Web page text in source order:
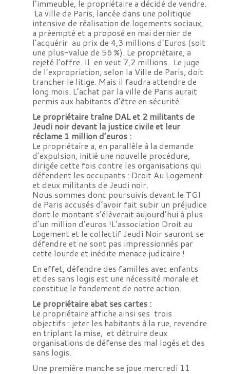
l’immeuble, le propriétaire a décidé de vendre.
La ville de Paris, lancée dans une politique
intensive de réalisation de logements sociaux,
a préempté et a proposé en mai dernier de
l’acquérir au prix de 4,3 millions d’Euros (soit
une plus-value de 56 %). Le propriétaire, a
rejeté l’offre. Il en veut 7,2 millions. Le juge
de l’expropriation, selon la Ville de Paris, doit
trancher le litige. Mais il faudra attendre de
long mois. L’achat par la ville de Paris aurait
permis aux habitants d’être en sécurité.
Le propriétaire traîne DAL et 2 militants de
Jeudi noir devant la justice civile et leur
réclame 1 million d’euros :
Le propriétaire a, en parallèle à la demande
d’expulsion, initié une nouvelle procédure,
dirigée cette fois contre les organisations qui
défendent les occupants : Droit Au Logement
et deux militants de Jeudi noir.
Nous sommes donc poursuivis devant le TGI
de Paris accusés d’avoir fait subir un préjudice
dont le montant s’élèverait aujourd’hui à plus
d’un million d’euros !L’association Droit au
Logement et le collectif Jeudi Noir sauront se
défendre et ne sont pas impressionnés par
cette lourde et inédite menace judicaire !
En effet, défendre des familles avec enfants
et des sans logis est une nécessité morale et
constitue le fondement de notre action.
Le propriétaire abat ses cartes :
Le propriétaire affiche ainsi ses trois
objectifs : jeter les habitants à la rue, revendre
en triplant la mise, et détruire deux
organisations de défense des mal logés et des
sans logis.
Une première manche se joue mercredi 11